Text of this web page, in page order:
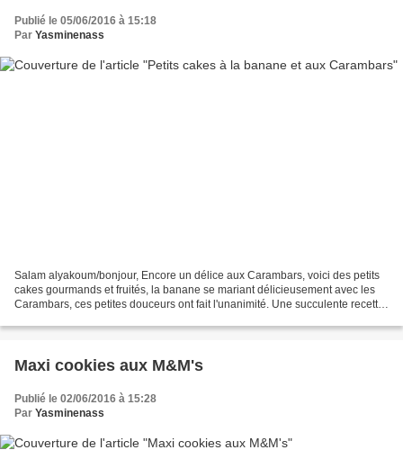
Publié le 05/06/2016 à 15:18
Par Yasminenass
Salam alyakoum/bonjour, Encore un délice aux Carambars, voici des petits
cakes gourmands et fruités, la banane se mariant délicieusement avec les
Carambars, ces petites douceurs ont fait l'unanimité. Une succulente recette
Maxi cookies aux M&M's
Publié le 02/06/2016 à 15:28
Par Yasminenass